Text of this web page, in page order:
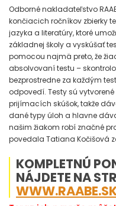
Odborné nakladateľstvo
končiacich ročníkov zbierky
jazyka a literatúry, ktoré
základnej školy a vyskúšať
pomocou najmä preto, že
absolvovaní testu –
bezprostredne za každým
odpovedí. Testy sú
prijímacích skúšok, takže
dané typy úloh a hlavne
našim žiakom robí značné
povedala Tatiana Kočišová
KOMPLETNÚ
NÁJDETE NA